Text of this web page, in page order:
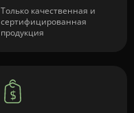
Только качественная и
сертифицированная
продукция